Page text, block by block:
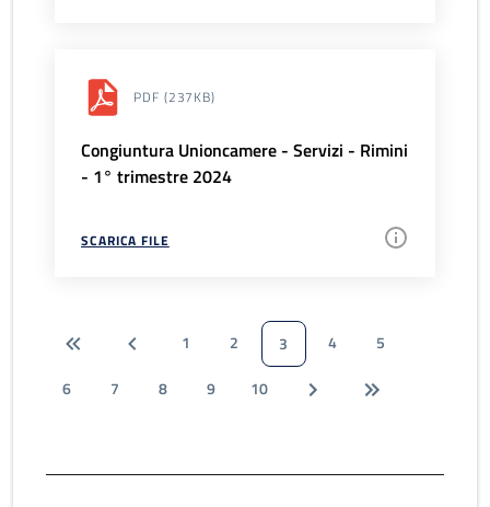
PDF (237KB)
Congiuntura Unioncamere - Servizi - Rimini
- 1° trimestre 2024
SCARICA FILE
1 2 3 4
5
6
7 8 9 10